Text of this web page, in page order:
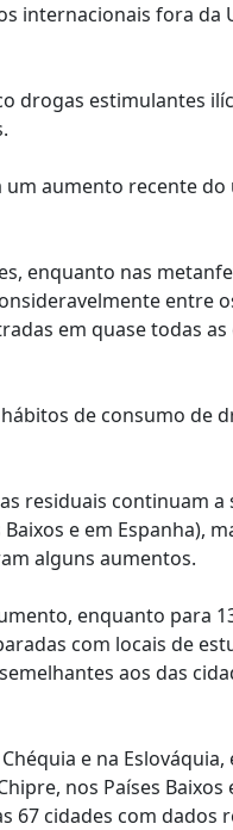
internacionais fora da
drogas estimulantes
aumento recente do
enquanto nas
entre
em quase todas as
de consumo de
residuais continuam a
e em Espanha),
alguns aumentos.
enquanto para
com locais de
aos das
e na Eslováquia,
nos Países Baixos
67 cidades com dados